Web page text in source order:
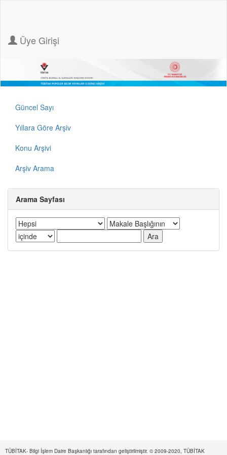
Üye Girişi
Güncel Sayı
Yıllara Göre Arşiv
Konu Arşivi
Arşiv Arama
Arama Sayfası
TÜBİTAK- Bilgi İşlem Daire Başkanlığı tarafından geliştirilmiştir. © 2009-2020, TÜBİTAK